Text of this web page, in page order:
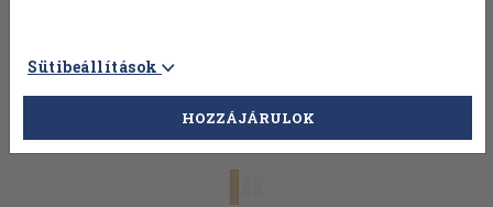
Sütibeállítások
HOZZÁJÁRULOK